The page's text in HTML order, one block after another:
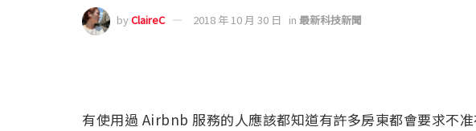
byClaireC 2018 年 10 月 30 日 in 最新科技新聞
有使用過 Airbnb 服務的人應該都知道有許多房東都會要求不